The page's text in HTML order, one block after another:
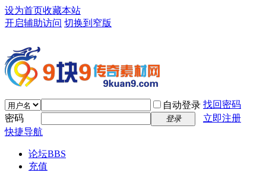
设为首页收藏本站
开启辅助访问 切换到窄版
自动登录 找回密码
密码
登录
立即注册
快捷导航
论坛BBS
充值